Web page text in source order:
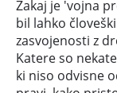
Zakaj je 'vojna
bil lahko
zasvojenosti z
Katere so
ki niso odvisne